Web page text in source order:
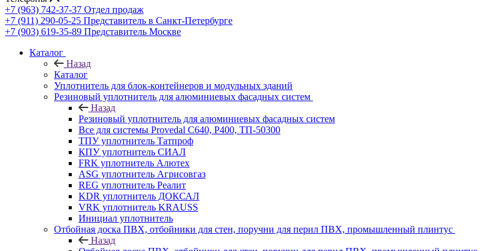
+7 (963) 742-37-37 Отдел продаж
+7 (911) 290-05-25 Представитель в Санкт-Петербурге
+7 (903) 619-35-89 Представитель Москве
Каталог
Назад
Каталог
Уплотнитель для блок-контейнеров и модульных зданий
Резиновый уплотнитель для алюминиевых фасадных систем
Назад
Резиновый уплотнитель для алюминиевых фасадных систем
Все для системы Provedal С640, Р400, ТП-50300
ТПУ уплотнитель Татпроф
КПУ уплотнитель СИАЛ
FRK уплотнитель Алютех
ASG уплотнитель Агрисовгаз
REG уплотнитель Реалит
KDR уплотнитель ДОКСАЛ
VRK уплотнитель KRAUSS
Инициал уплотнитель
Отбойная доска ПВХ, отбойники для стен, поручни для перил ПВХ, промышленный плинтус
Назад